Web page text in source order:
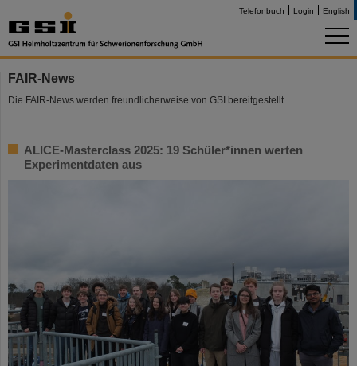
Telefonbuch Login English
FAIR-News
Die FAIR-News werden freundlicherweise von GSI bereitgestellt.
ALICE-Masterclass 2025: 19 Schüler*innen werten
Experimentdaten aus